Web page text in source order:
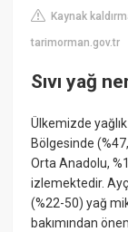
Kaynak
tarimorman.gov.tr
Sıvı yağ
Ülkemizde
Bölgesinde
Orta Anadolu,
izlemektedir.
(%22-50) yağ
bakımından